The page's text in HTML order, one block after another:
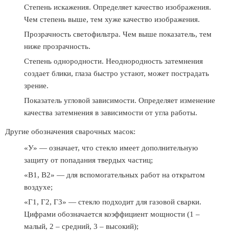
Степень искажения. Определяет качество изображения.
Чем степень выше, тем хуже качество изображения.
Прозрачность светофильтра. Чем выше показатель, тем
ниже прозрачность.
Степень однородности. Неоднородность затемнения
создает блики, глаза быстро устают, может пострадать
зрение.
Показатель угловой зависимости. Определяет изменение
качества затемнения в зависимости от угла работы.
Другие обозначения сварочных масок:
«У» — означает, что стекло имеет дополнительную
защиту от попадания твердых частиц;
«В1, В2» — для вспомогательных работ на открытом
воздухе;
«Г1, Г2, Г3» — стекло подходит для газовой сварки.
Цифрами обозначается коэффициент мощности (1 –
малый, 2 – средний, 3 – высокий);